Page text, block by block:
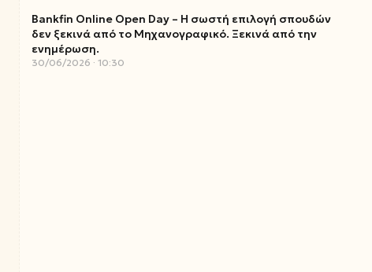
Bankfin Online Open Day – Η σωστή επιλογή σπουδών
δεν ξεκινά από το Μηχανογραφικό. Ξεκινά από την
ενημέρωση.
30/06/2026 10:30